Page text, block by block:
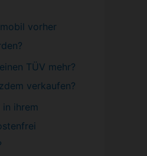
vorher
TÜV mehr?
verkaufen?
in ihrem